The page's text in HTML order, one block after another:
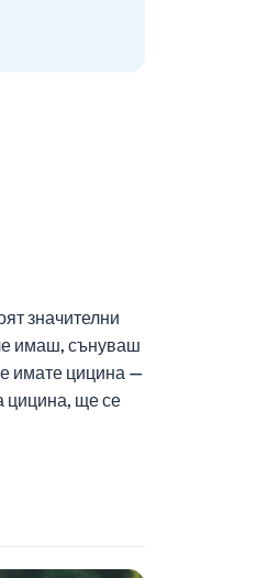
значителни
имаш, сънуваш
имате цицина —
цицина, ще се